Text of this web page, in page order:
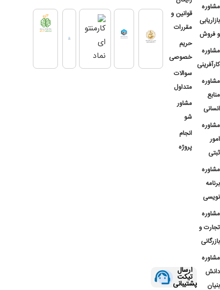
مشاوره
بازاریابی
و فروش
مشاوره
کارآفرینی
مشاوره
منابع
انسانی
مشاوره
امور
ثبتی
مشاوره
برنامه
نویسی
مشاوره
تجارت و
بازرگانی
مشاوره
دانش
بنیان
قوانین و
مقررات
حریم
خصوصی
سوالات
متداول
مشاور
شو
انجام
پروژه
ارسال
تیکت
پشتیبانی